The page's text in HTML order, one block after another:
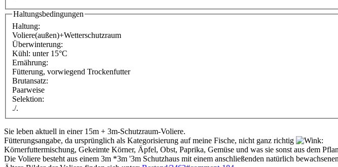
Haltungsbedingungen
Haltung:
Voliere(außen)+Wetterschutzraum
Überwinterung:
Kühl: unter 15°C
Ernährung:
Fütterung, vorwiegend Trockenfutter
Brutansatz:
Paarweise
Selektion:
./.
Sie leben aktuell in einer 15m + 3m-Schutzraum-Voliere.
Fütterungsangabe, da ursprünglich als Kategorisierung auf meine Fische, nicht ganz richtig
:
Körnerfuttermischung, Gekeimte Körner, Äpfel, Obst, Paprika, Gemüse und was sie sonst aus dem
Die Voliere besteht aus einem 3m *3m '3m Schutzhaus mit einem anschließenden natürlich